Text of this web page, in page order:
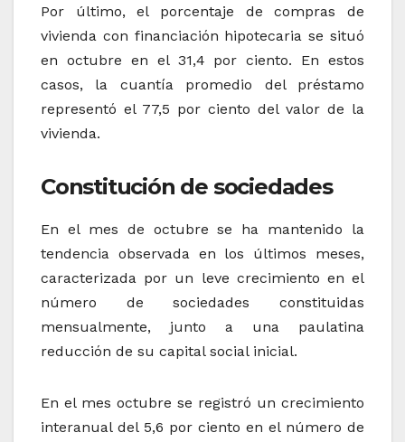
Por último, el porcentaje de compras de
vivienda con financiación hipotecaria se situó
en octubre en el 31,4 por ciento. En estos
casos, la cuantía promedio del préstamo
representó el 77,5 por ciento del valor de la
vivienda.
Constitución de sociedades
En el mes de octubre se ha mantenido la
tendencia observada en los últimos meses,
caracterizada por un leve crecimiento en el
número de sociedades constituidas
mensualmente, junto a una paulatina
reducción de su capital social inicial.
En el mes octubre se registró un crecimiento
interanual del 5,6 por ciento en el número de